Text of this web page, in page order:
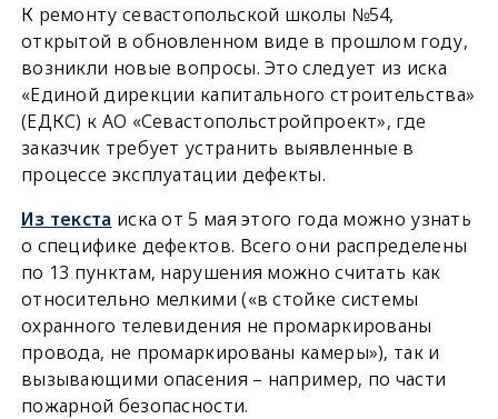
К ремонту севастопольской школы №54,
открытой в обновленном виде в прошлом году,
возникли новые вопросы. Это следует из иска
«Единой дирекции капитального строительства»
(ЕДКС) к АО «Севастопольстройпроект», где
заказчик требует устранить выявленные в
процессе эксплуатации дефекты.
Из текста иска от 5 мая этого года можно узнать
о специфике дефектов. Всего они распределены
по 13 пунктам, нарушения можно считать как
относительно мелкими («в стойке системы
охранного телевидения не промаркированы
провода, не промаркированы камеры»), так и
вызывающими опасения – например, по части
пожарной безопасности.